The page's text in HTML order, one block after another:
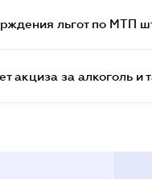
льгот по МТП
акциза за алкоголь и